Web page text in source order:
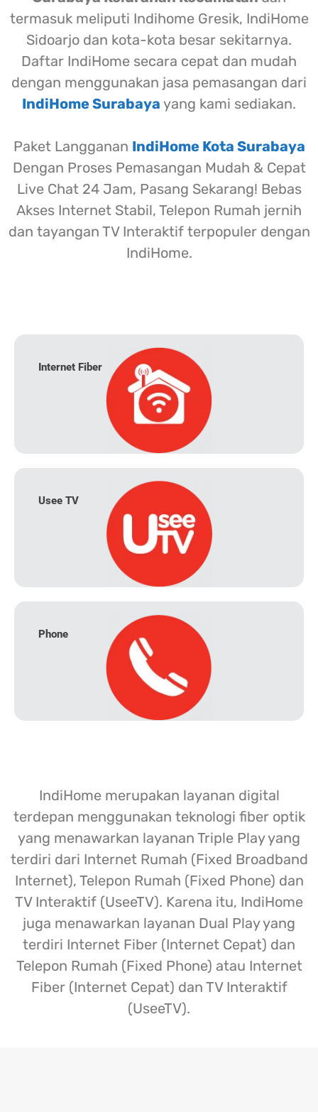
termasuk meliputi Indihome Gresik, IndiHome
Sidoarjo dan kota-kota besar sekitarnya.
Daftar IndiHome secara cepat dan mudah
dengan menggunakan jasa pemasangan dari
IndiHome Surabaya yang kami sediakan.
Paket Langganan IndiHome Kota Surabaya
Dengan Proses Pemasangan Mudah & Cepat
Live Chat 24 Jam, Pasang Sekarang! Bebas
Akses Internet Stabil, Telepon Rumah jernih
dan tayangan TV Interaktif terpopuler dengan
IndiHome.
Internet Fiber
Usee TV
Phone
IndiHome merupakan layanan digital
terdepan menggunakan teknologi fiber optik
yang menawarkan layanan Triple Play yang
terdiri dari Internet Rumah (Fixed Broadband
Internet), Telepon Rumah (Fixed Phone) dan
TV Interaktif (UseeTV). Karena itu, IndiHome
juga menawarkan layanan Dual Play yang
terdiri Internet Fiber (Internet Cepat) dan
Telepon Rumah (Fixed Phone) atau Internet
Fiber (Internet Cepat) dan TV Interaktif
(UseeTV).